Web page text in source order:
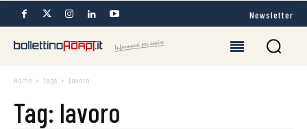
Newsletter
Home Tags Lavoro
Tag: lavoro